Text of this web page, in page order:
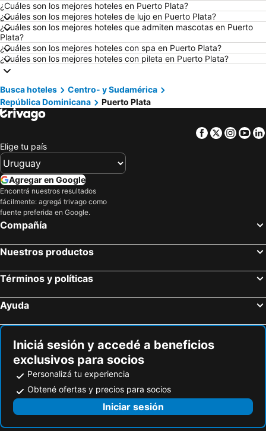
Hoteles en Maceió
Hoteles en Conil de la Frontera
Hoteles en Ámsterdam
Hoteles en Foz de Iguazú
Hoteles en Maragogi
Hoteles en Punta del Diablo
Hoteles en Isla de Miconos
Hoteles en Brasil
Hoteles en Argentina
Hoteles en Mallorca
Hoteles en Rocha
Hoteles en España
Hoteles en Asunción
Hoteles en Salto
Hoteles en Bahamas
Hoteles en Colombia
Hoteles en Lanzarote
Hoteles en Curazao
¿Cuáles son los mejores hoteles en Puerto Plata?
¿Cuáles son los mejores hoteles de lujo en Puerto Plata?
¿Cuáles son los mejores hoteles que admiten mascotas en Puerto
Plata?
¿Cuáles son los mejores hoteles con spa en Puerto Plata?
¿Cuáles son los mejores hoteles con pileta en Puerto Plata?
Busca hoteles
Centro- y Sudamérica
República Dominicana
Puerto Plata
Facebook
Twitter
Elige tu país
Agregar en Google
Encontrá nuestros resultados
fácilmente: agregá trivago como
fuente preferida en Google.
Compañía
Nuestros productos
Términos y políticas
Ayuda
Iniciá sesión y accedé a beneficios
exclusivos para socios
Personalizá tu experiencia
Obtené ofertas y precios para socios
Iniciar sesión